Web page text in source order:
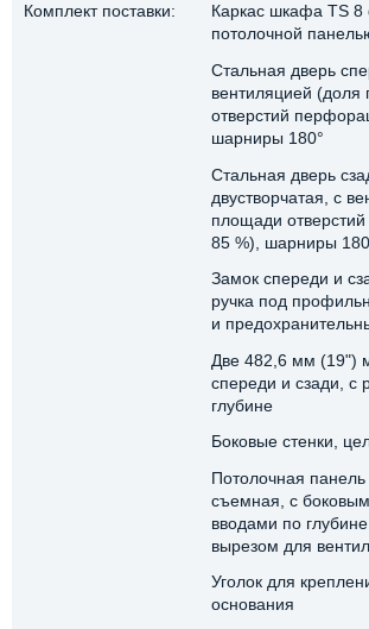
Комплект поставки:
Каркас шкафа TS 8
потолочной
Стальная дверь
вентиляцией (доля
отверстий
шарниры 180°
Стальная дверь
двустворчатая, с
площади
85 %), шарниры
Замок спереди и
ручка под
и
Две 482,6 мм (19")
спереди и сзади, с
глубине
Боковые стенки,
Потолочная панель
съемная, с
вводами по
вырезом для
Уголок для
основания